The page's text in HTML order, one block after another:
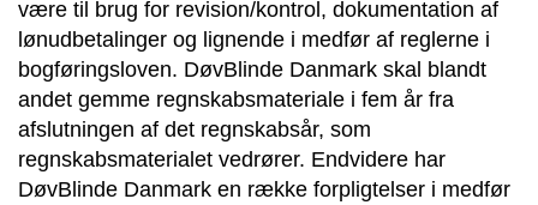
være til brug for revision/kontrol, dokumentation af
lønudbetalinger og lignende i medfør af reglerne i
bogføringsloven. DøvBlinde Danmark skal blandt
andet gemme regnskabsmateriale i fem år fra
afslutningen af det regnskabsår, som
regnskabsmaterialet vedrører. Endvidere har
DøvBlinde Danmark en række forpligtelser i medfør